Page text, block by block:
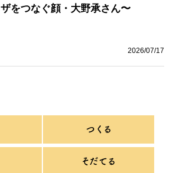
ザをつなぐ顔・大野承さん〜
2026/07/17